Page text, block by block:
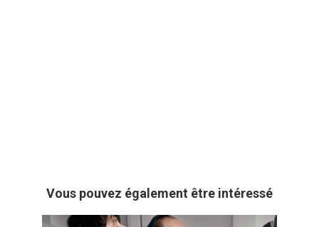
Vous pouvez également être intéressé